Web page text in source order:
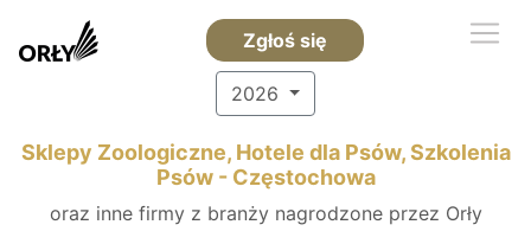
Zgłoś się
2026
Sklepy Zoologiczne, Hotele dla Psów, Szkolenia
Psów - Częstochowa
oraz inne firmy z branży nagrodzone przez Orły